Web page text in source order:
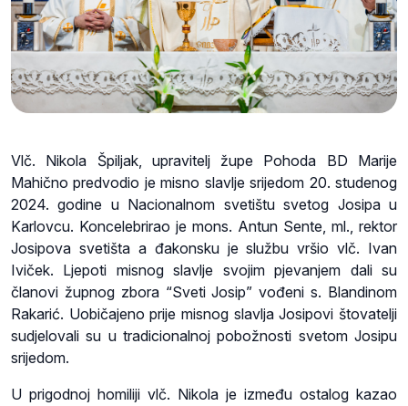
Vlč. Nikola Špiljak, upravitelj župe Pohoda BD Marije
Mahično predvodio je misno slavlje srijedom 20. studenog
2024. godine u Nacionalnom svetištu svetog Josipa u
Karlovcu. Koncelebrirao je mons. Antun Sente, ml., rektor
Josipova svetišta a đakonsku je službu vršio vlč. Ivan
Iviček. Ljepoti misnog slavlje svojim pjevanjem dali su
članovi župnog zbora “Sveti Josip” vođeni s. Blandinom
Rakarić. Uobičajeno prije misnog slavlja Josipovi štovatelji
sudjelovali su u tradicionalnoj pobožnosti svetom Josipu
srijedom.
U prigodnoj homiliji vlč. Nikola je između ostalog kazao